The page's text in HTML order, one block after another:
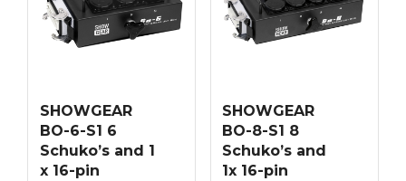
SHOWGEAR
BO-6-S1 6
Schuko’s and 1
x 16-pin
SHOWGEAR
BO-8-S1 8
Schuko’s and
1x 16-pin